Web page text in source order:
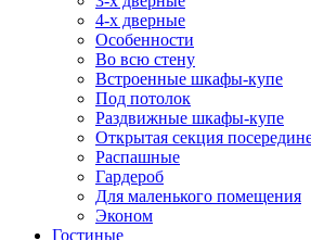
4-х дверные
Особенности
Во всю стену
Встроенные шкафы-купе
Под потолок
Раздвижные шкафы-купе
Открытая секция
Распашные
Гардероб
Для маленького помещения
Эконом
Гостиные